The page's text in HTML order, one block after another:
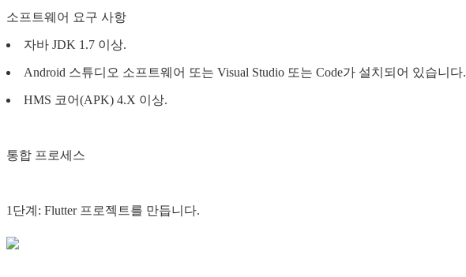
소프트웨어 요구 사항
자바 JDK 1.7 이상.
Android 스튜디오 소프트웨어 또는 Visual Studio 또는 Code가 설치되어 있습니다.
HMS 코어(APK) 4.X 이상.
통합 프로세스
1단계: Flutter 프로젝트를 만듭니다.